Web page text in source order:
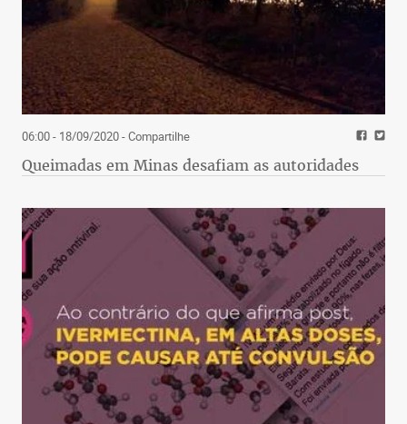
06:00 - 18/09/2020- Compartilhe
Queimadas em Minas desafiam as autoridades